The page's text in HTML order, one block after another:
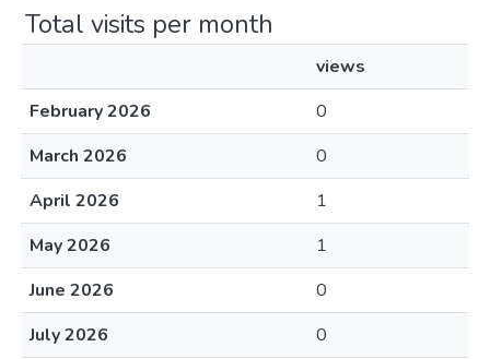
Total visits per month
views
February 2026
0
March 2026
0
April 2026
1
May 2026
1
June 2026
0
July 2026
0